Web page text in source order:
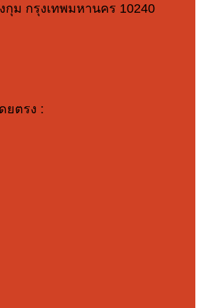
กุม กรุงเทพมหานคร 10240
ยตรง :